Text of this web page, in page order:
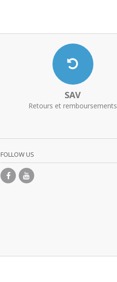
SAV
Retours et remboursements
FOLLOW US